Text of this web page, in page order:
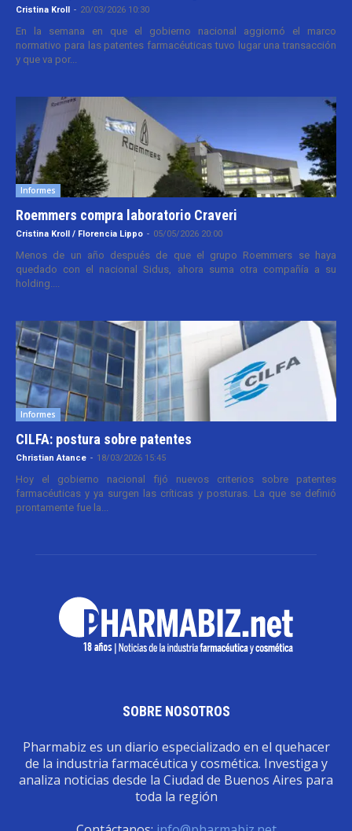
Cristina Kroll - 20/03/2026 10:30
En la semana en que el gobierno nacional aggiornó el marco
normativo para las patentes farmacéuticas tuvo lugar una transacción
y que va por...
Informes
Roemmers compra laboratorio Craveri
Cristina Kroll / Florencia Lippo - 05/05/2026 20:00
Menos de un año después de que el grupo Roemmers se haya
quedado con el nacional Sidus, ahora suma otra compañía a su
holding....
Informes
CILFA: postura sobre patentes
Christian Atance - 18/03/2026 15:45
Hoy el gobierno nacional fijó nuevos criterios sobre patentes
farmacéuticas y ya surgen las críticas y posturas. La que se definió
prontamente fue la...
SOBRE NOSOTROS
Pharmabiz es un diario especializado en el quehacer
de la industria farmacéutica y cosmética. Investiga y
analiza noticias desde la Ciudad de Buenos Aires para
toda la región